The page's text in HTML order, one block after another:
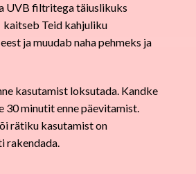
UVB filtritega täiuslikuks
kaitseb Teid kahjuliku
ja muudab naha pehmeks ja
kasutamist loksutada. Kandke
30 minutit enne päevitamist.
rätiku kasutamist on
rakendada.